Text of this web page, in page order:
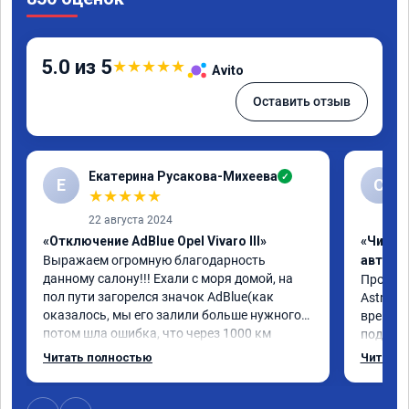
5.0 из 5★★★★★ Avito
Оставить отзыв
Е Екатерина Русакова-Михеева ✓
★★★★★
22 августа 2024
«Отключение AdBlue Opel Vivaro III»
Выражаем огромную благодарность
данному салону!!! Ехали с моря домой, на
пол пути загорелся значок AdBlue(как
оказалось, мы его залили больше нужного)
потом шла ошибка, что через 1000 км
двигатель не заведётся. Мы подъезжали
объявления,эти ребята единственные
откликнулись нам в помощь, записали к
Читать полностью
С
«Чип
Astra J
стала
Читать